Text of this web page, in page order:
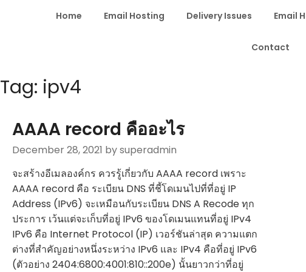
Home Email Hosting Delivery Issues Email
Contact
Tag: ipv4
AAAA record คืออะไร
December 28, 2021 by superadmin
จะสร้างอีเมลองค์กร ควรรู้เกี่ยวกับ AAAA record เพราะ
AAAA record คือ ระเบียน DNS ที่ชี้โดเมนไปที่ที่อยู่ IP
Address (IPv6) จะเหมือนกับระเบียน DNS A Recode ทุก
ประการ เว้นแต่จะเก็บที่อยู่ IPv6 ของโดเมนแทนที่อยู่ IPv4
IPv6 คือ Internet Protocol (IP) เวอร์ชันล่าสุด ความแตก
ต่างที่สำคัญอย่างหนึ่งระหว่าง IPv6 และ IPv4 คือที่อยู่ IPv6
(ตัวอย่าง 2404:6800:4001:810::200e) นั้นยาวกว่าที่อยู่